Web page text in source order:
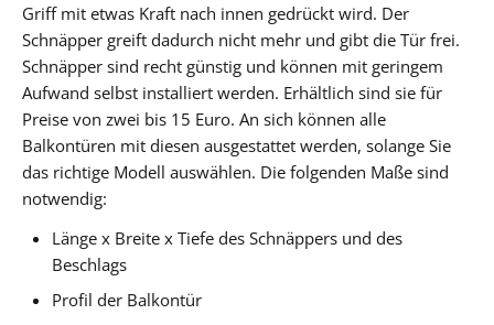
Griff mit etwas Kraft nach innen gedrückt wird. Der
Schnäpper greift dadurch nicht mehr und gibt die Tür frei.
Schnäpper sind recht günstig und können mit geringem
Aufwand selbst installiert werden. Erhältlich sind sie für
Preise von zwei bis 15 Euro. An sich können alle
Balkontüren mit diesen ausgestattet werden, solange Sie
das richtige Modell auswählen. Die folgenden Maße sind
notwendig:
Länge x Breite x Tiefe des Schnäppers und des
Beschlags
Profil der Balkontür